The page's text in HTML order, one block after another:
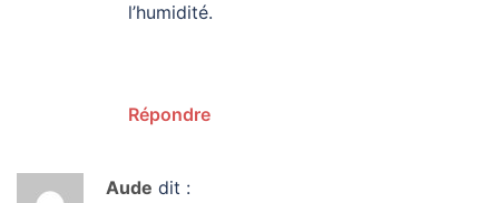
l’humidité.
Répondre
Aude dit :